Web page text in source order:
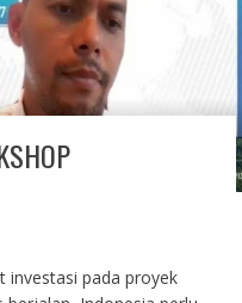
investasi pada proyek